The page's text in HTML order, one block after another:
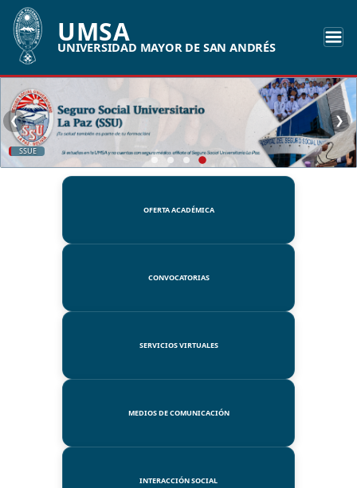
UMSA
UNIVERSIDAD MAYOR DE SAN ANDRÉS
SSUE
❮ ❯
OFERTA ACADÉMICA
CONVOCATORIAS
SERVICIOS VIRTUALES
MEDIOS DE COMUNICACIÓN
INTERACCIÓN SOCIAL